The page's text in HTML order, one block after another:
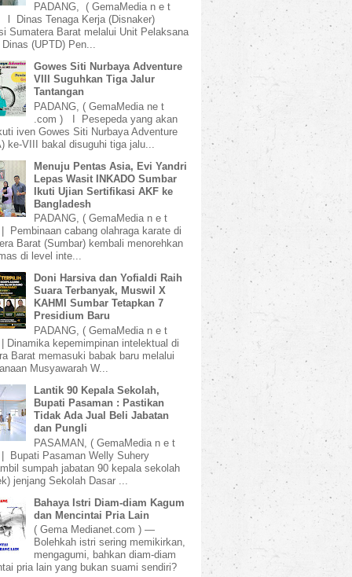
PADANG, ( GemaMedia n e t
Dinas Tenaga Kerja (Disnaker)
Sumatera Barat melalui Unit Pelaksana
(UPTD) Pen...
Gowes Siti Nurbaya Adventure
VIII Suguhkan Tiga Jalur
Tantangan
PADANG, ( GemaMedia ne t
.com ) I Pesepeda yang akan
iven Gowes Siti Nurbaya Adventure
ke-VIII bakal disuguhi tiga jalu...
Menuju Pentas Asia, Evi Yandri
Lepas Wasit INKADO Sumbar
Ikuti Ujian Sertifikasi AKF ke
Bangladesh
PADANG, ( GemaMedia n e t
Pembinaan cabang olahraga karate di
Barat (Sumbar) kembali menorehkan
di level inte...
Doni Harsiva dan Yofialdi Raih
Suara Terbanyak, Muswil X
KAHMI Sumbar Tetapkan 7
Presidium Baru
PADANG, ( GemaMedia n e t
Dinamika kepemimpinan intelektual di
Barat memasuki babak baru melalui
Musyawarah W...
Lantik 90 Kepala Sekolah,
Bupati Pasaman : Pastikan
Tidak Ada Jual Beli Jabatan
dan Pungli
PASAMAN, ( GemaMedia n e t
Bupati Pasaman Welly Suhery
sumpah jabatan 90 kepala sekolah
jenjang Sekolah Dasar ...
Bahaya Istri Diam-diam Kagum
dan Mencintai Pria Lain
( Gema Medianet.com ) —
Bolehkah istri sering memikirkan,
mengagumi, bahkan diam-diam
pria lain yang bukan suami sendiri?